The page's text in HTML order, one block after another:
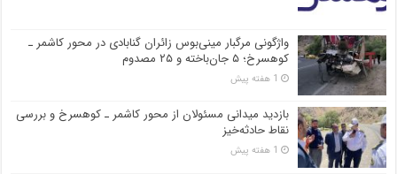
واژگونی مرگبار مینی‌بوس زائران گنابادی در محور کاشمر ـ
کوهسرخ؛ ۵ جان‌باخته و ۲۵ مصدوم
1 هفته پیش
بازدید میدانی مسئولان از محور کاشمر ـ کوهسرخ و بررسی
نقاط حادثه‌خیز
1 هفته پیش